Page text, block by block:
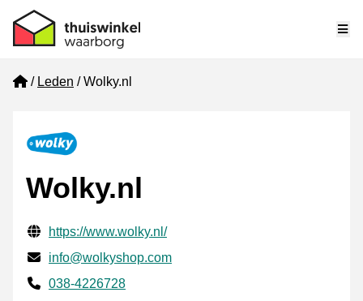
Home
Leden Wolky.nl
Wolky.nl
Gecontroleerde contactgegevens
Website URL
https://www.wolky.nl/
E-mail
info@wolkyshop.com
Telefoonnummer
038-4226728